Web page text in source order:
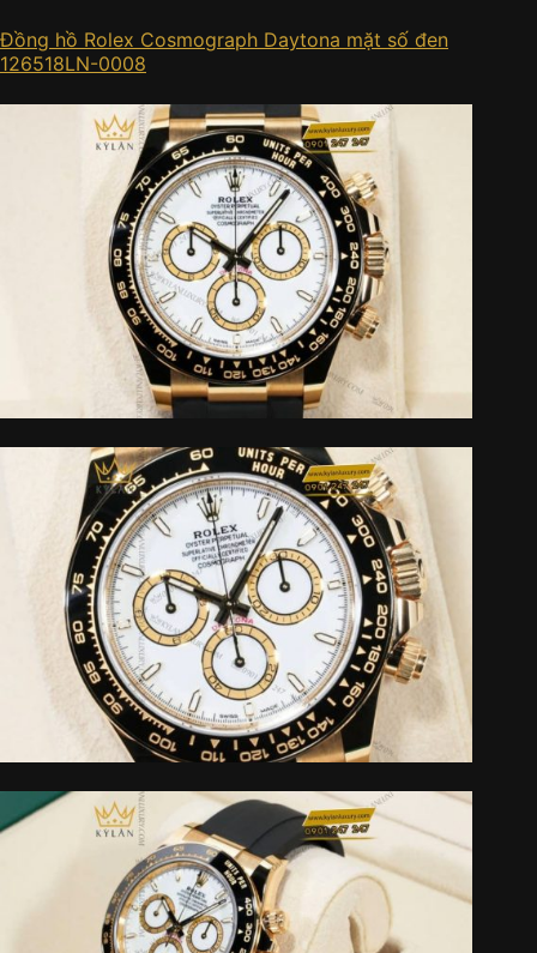
Đồng hồ Rolex Cosmograph Daytona mặt số đen
126518LN-0008